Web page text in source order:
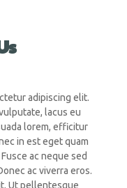
adipiscing elit.
lacus eu
lorem, efficitur
in est eget quam
ac neque sed
ac viverra eros.
Ut pellentesque